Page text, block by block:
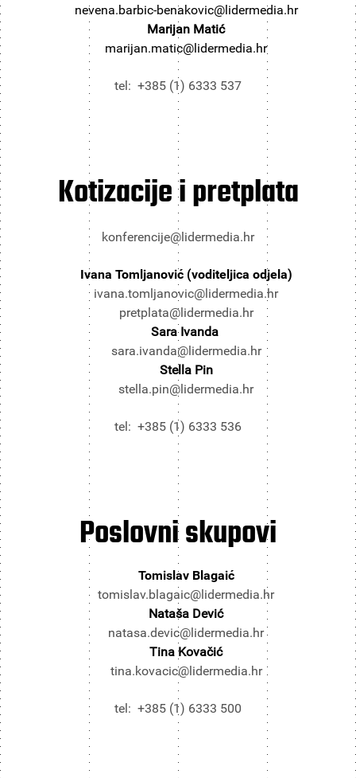
nevena.barbic-benakovic@lidermedia.hr
Marijan Matić
marijan.matic@lidermedia.hr
tel: +385 (1) 6333 537
Kotizacije i pretplata
konferencije@lidermedia.hr
Ivana Tomljanović (voditeljica odjela)
ivana.tomljanovic@lidermedia.hr
pretplata@lidermedia.hr
Sara Ivanda
sara.ivanda@lidermedia.hr
Stella Pin
stella.pin@lidermedia.hr
tel: +385 (1) 6333 536
Poslovniskupovi
Tomislav Blagaić
tomislav.blagaic@lidermedia.hr
Nataša Dević
natasa.devic@lidermedia.hr
Tina Kovačić
tina.kovacic@lidermedia.hr
tel: +385 (1) 6333 500